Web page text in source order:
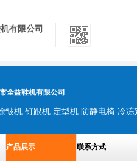
有限公司
全益鞋机有限公司
皱机 钉跟机 定型机 防静电椅 冷
产品展示 联系方式